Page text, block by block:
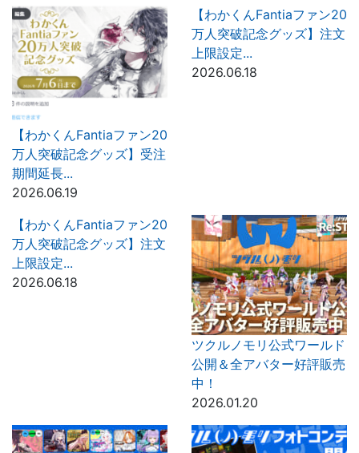
【わかくんFantiaファン20
万人突破記念グッズ】受注
期間延長...
2026.06.19
【わかくんFantiaファン20
万人突破記念グッズ】注文
上限設定...
2026.06.18
【わかくんFantiaファン20
万人突破記念グッズ】注文
上限設定...
2026.06.18
ツクルノモリ公式ワールド
公開＆全アバター好評販売
中！
2026.01.20